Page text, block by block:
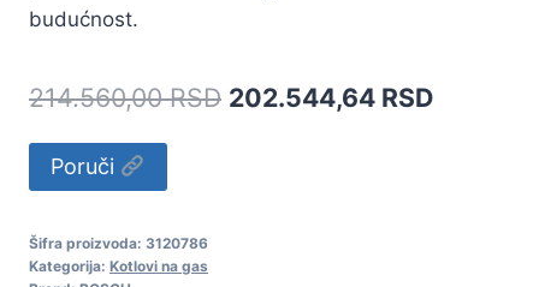
budućnost.
214.560,00RSD Originalna
202.544,64 RSDTrenutna
Poruči
Šifra proizvoda: 3120786
Kategorija: Kotlovi na gas